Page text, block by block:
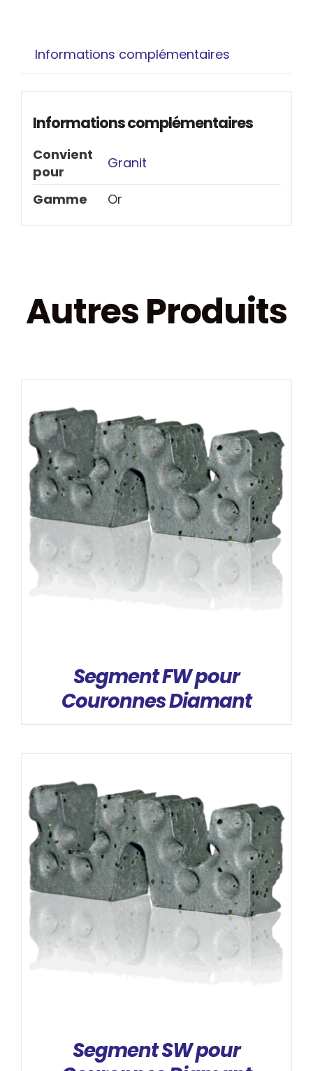
Informations complémentaires
Informations complémentaires
Convient
pour
Granit
Gamme Or
Autres Produits
DÉTAILS
Segment FW pour
Couronnes Diamant
DÉTAILS
Segment SW pour